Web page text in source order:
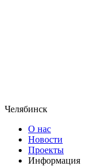
Челябинск
О нас
Новости
Проекты
Информация